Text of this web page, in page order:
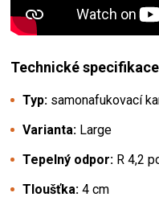
Technické specifikace
Typ: samonafukovací
Varianta: Large
Tepelný odpor: R 4,2
Tloušťka: 4 cm